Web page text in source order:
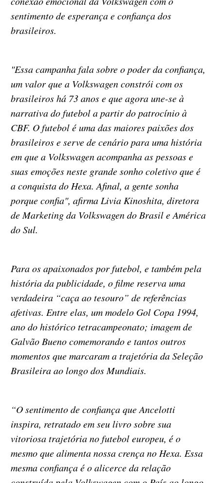
sentimento de esperança e confiança dos
brasileiros.
"Essa campanha fala sobre o poder da confiança,
um valor que a Volkswagen constrói com os
brasileiros há 73 anos e que agora une-se à
narrativa do futebol a partir do patrocínio à
CBF. O futebol é uma das maiores paixões dos
brasileiros e serve de cenário para uma história
em que a Volkswagen acompanha as pessoas e
suas emoções neste grande sonho coletivo que é
a conquista do Hexa. Afinal, a gente sonha
porque confia", afirma Livia Kinoshita, diretora
de Marketing da Volkswagen do Brasil e América
do Sul.
Para os apaixonados por futebol, e também pela
história da publicidade, o filme reserva uma
verdadeira “caça ao tesouro” de referências
afetivas. Entre elas, um modelo Gol Copa 1994,
ano do histórico tetracampeonato; imagem de
Galvão Bueno comemorando e tantos outros
momentos que marcaram a trajetória da Seleção
Brasileira ao longo dos Mundiais.
“O sentimento de confiança que Ancelotti
inspira, retratado em seu livro sobre sua
vitoriosa trajetória no futebol europeu, é o
mesmo que alimenta nossa crença no Hexa. Essa
mesma confiança é o alicerce da relação